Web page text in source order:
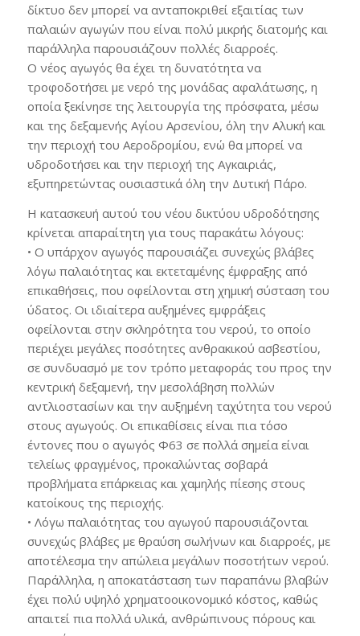
δίκτυο δεν μπορεί να ανταποκριθεί εξαιτίας των
παλαιών αγωγών που είναι πολύ μικρής διατομής και
παράλληλα παρουσιάζουν πολλές διαρροές.
Ο νέος αγωγός θα έχει τη δυνατότητα να
τροφοδοτήσει με νερό της μονάδας αφαλάτωσης, η
οποία ξεκίνησε της λειτουργία της πρόσφατα, μέσω
και της δεξαμενής Αγίου Αρσενίου, όλη την Αλυκή και
την περιοχή του Αεροδρομίου, ενώ θα μπορεί να
υδροδοτήσει και την περιοχή της Αγκαιριάς,
εξυπηρετώντας ουσιαστικά όλη την Δυτική Πάρο.
Η κατασκευή αυτού του νέου δικτύου υδροδότησης
κρίνεται απαραίτητη για τους παρακάτω λόγους:
• Ο υπάρχον αγωγός παρουσιάζει συνεχώς βλάβες
λόγω παλαιότητας και εκτεταμένης έμφραξης από
επικαθήσεις, που οφείλονται στη χημική σύσταση του
ύδατος. Οι ιδιαίτερα αυξημένες εμφράξεις
οφείλονται στην σκληρότητα του νερού, το οποίο
περιέχει μεγάλες ποσότητες ανθρακικού ασβεστίου,
σε συνδυασμό με τον τρόπο μεταφοράς του προς την
κεντρική δεξαμενή, την μεσολάβηση πολλών
αντλιοστασίων και την αυξημένη ταχύτητα του νερού
στους αγωγούς. Οι επικαθίσεις είναι πια τόσο
έντονες που ο αγωγός Φ63 σε πολλά σημεία είναι
τελείως φραγμένος, προκαλώντας σοβαρά
προβλήματα επάρκειας και χαμηλής πίεσης στους
κατοίκους της περιοχής.
• Λόγω παλαιότητας του αγωγού παρουσιάζονται
συνεχώς βλάβες με θραύση σωλήνων και διαρροές, με
αποτέλεσμα την απώλεια μεγάλων ποσοτήτων νερού.
Παράλληλα, η αποκατάσταση των παραπάνω βλαβών
έχει πολύ υψηλό χρηματοοικονομικό κόστος, καθώς
απαιτεί πια πολλά υλικά, ανθρώπινους πόρους και